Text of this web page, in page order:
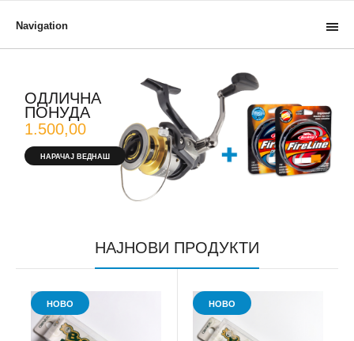
Navigation
ОДЛИЧНА
ПОНУДА
1.500,00
НАРАЧАЈ ВЕДНАШ
НАЈНОВИ ПРОДУКТИ
НОВО НОВО